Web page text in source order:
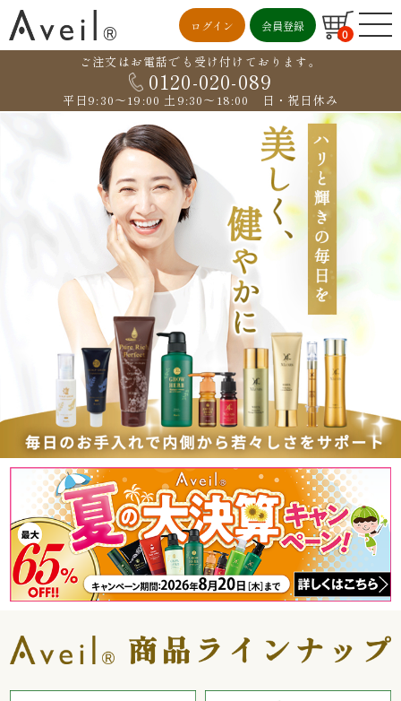
ログイン 会員登録
0
ご注文はお電話でも受け付けております。
0120-020-089
平日9:30〜19:00 土9:30〜18:00 日・祝日休み